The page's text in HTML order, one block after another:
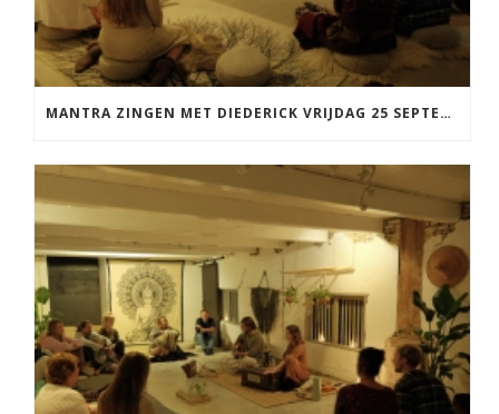
MANTRA ZINGEN MET DIEDERICK VRIJDAG 25 SEPTEMBER EN 20 NOVEMBER